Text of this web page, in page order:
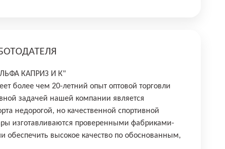
КАПРИЗ И К"
более чем 20-летний опыт оптовой торговли
задачей нашей компании является
недорогой, но качественной спортивной
изготавливаются проверенными фабриками-
обеспечить высокое качество по обоснованным,